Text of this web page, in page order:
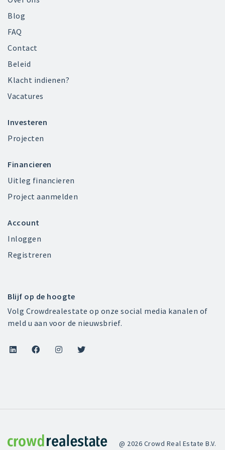
Blog
FAQ
Contact
Beleid
Klacht indienen?
Vacatures
Investeren
Projecten
Financieren
Uitleg financieren
Project aanmelden
Account
Inloggen
Registreren
Blijf op de hoogte
Volg Crowdrealestate op onze social media kanalen of
meld u aan voor de nieuwsbrief.
   
Crowdrealestate
@ 2026 Crowd Real Estate B.V.